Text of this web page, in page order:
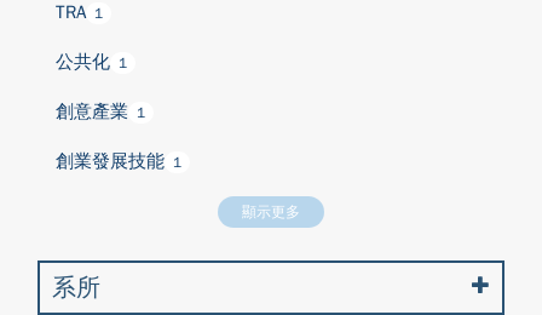
TRA 1
公共化 1
創意產業 1
創業發展技能 1
顯示更多
系所